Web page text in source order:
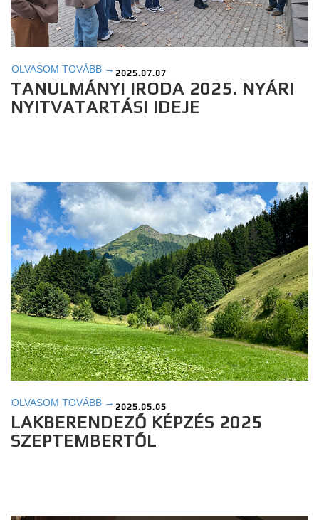
OLVASOM TOVÁBB → 2025.07.07
TANULMÁNYI IRODA 2025. NYÁRI
NYITVATARTÁSI IDEJE
OLVASOM TOVÁBB → 2025.05.05
LAKBERENDEZŐ KÉPZÉS 2025
SZEPTEMBERTŐL